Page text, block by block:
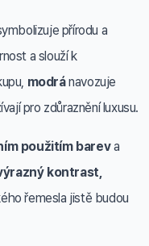
přírodu a
a slouží k
modránavozuje
pro zdůraznění luxusu.
použitím bareva
kontrast,
řemesla jistě budou